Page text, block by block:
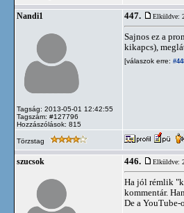
Nandi1
Tagság: 2013-05-01 12:42:55
Tagszám: #127796
Hozzászólások: 815
447. Elküldve:
Sajnos ez a
kikapcs),
[válaszok erre:
Törzstag
szucsok 446. Elküldve:
Ha jól rémlik
kommentár.
De a